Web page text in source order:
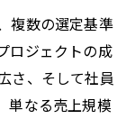
複数の選定基準
ロジェクトの成
さ、そして社員
単なる売上規模